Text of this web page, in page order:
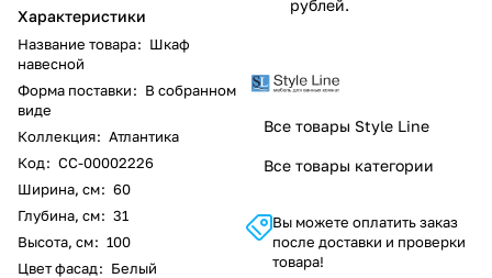
Характеристики
Название товара: Шкаф
навесной
Форма поставки: В собранном
виде
Коллекция: Атлантика
Код: СС-00002226
Ширина, см: 60
Глубина, см: 31
Высота, см: 100
Цвет фасад: Белый
рублей.
Все товары Style Line
Все товары категории
Вы можете оплатить заказ
после доставки и проверки
товара!